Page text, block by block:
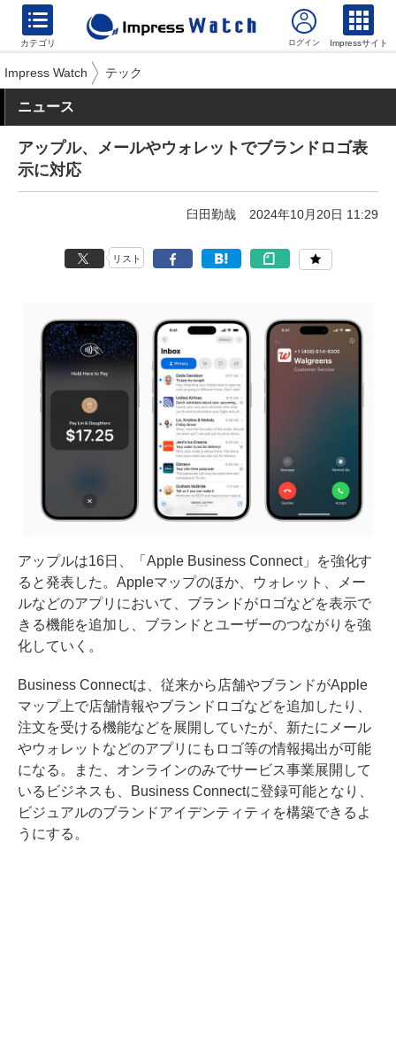
カテゴリ Impressサイト
Impress Watch テック
ニュース
アップル、メールやウォレットでブランドロゴ表
示に対応
臼田勤哉 2024年10月20日 11:29
リスト
アップルは16日、「Apple Business Connect」を強化す
ると発表した。Appleマップのほか、ウォレット、メー
ルなどのアプリにおいて、ブランドがロゴなどを表示で
きる機能を追加し、ブランドとユーザーのつながりを強
化していく。
Business Connectは、従来から店舗やブランドがApple
マップ上で店舗情報やブランドロゴなどを追加したり、
注文を受ける機能などを展開していたが、新たにメール
やウォレットなどのアプリにもロゴ等の情報掲出が可能
になる。また、オンラインのみでサービス事業展開して
いるビジネスも、Business Connectに登録可能となり、
ビジュアルのブランドアイデンティティを構築できるよ
うにする。